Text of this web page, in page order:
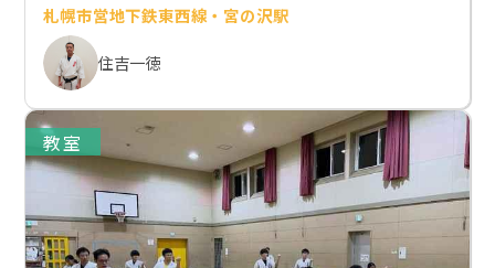
札幌市営地下鉄東西線・宮の沢駅
住吉一徳
教室